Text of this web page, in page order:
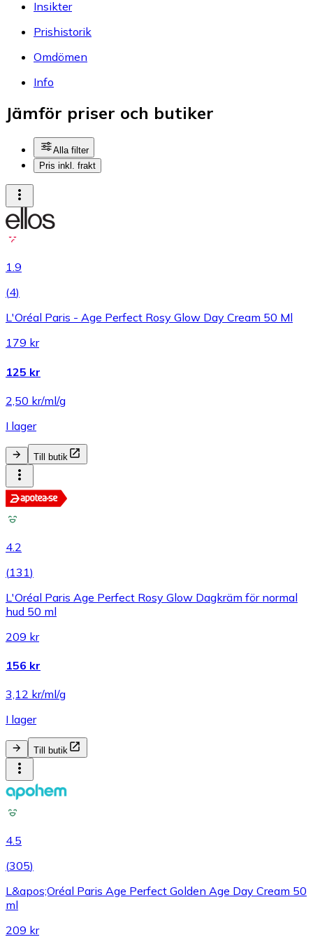
Insikter
Prishistorik
Omdömen
Info
Jämför priser och butiker
Alla filter
Pris inkl. frakt
1.9
(4)
L'Oréal Paris - Age Perfect Rosy Glow Day Cream 50 Ml
179 kr
125 kr
2,50 kr/ml/g
I lager
Till butik
4.2
(131)
L'Oréal Paris Age Perfect Rosy Glow Dagkräm för normal
hud 50 ml
209 kr
156 kr
3,12 kr/ml/g
I lager
Till butik
4.5
(305)
L&apos;Oréal Paris Age Perfect Golden Age Day Cream 50
ml
209 kr